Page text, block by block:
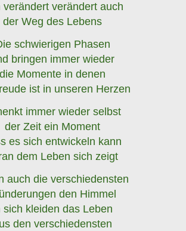
verändert verändert auch
der Weg des Lebens
schwierigen Phasen
bringen immer wieder
die Momente in denen
ist in unseren Herzen
immer wieder selbst
der Zeit ein Moment
es sich entwickeln kann
dem Leben sich zeigt
auch die verschiedensten
den Himmel
sich kleiden das Leben
den verschiedensten